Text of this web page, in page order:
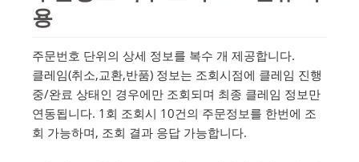
용
주문번호 단위의 상세 정보를 복수 개 제공합니다.
클레임(취소,교환,반품) 정보는 조회시점에 클레임 진행
중/완료 상태인 경우에만 조회되며 최종 클레임 정보만
연동됩니다. 1회 조회시 10건의 주문정보를 한번에 조
회 가능하며, 조회 결과 응답 가능합니다.